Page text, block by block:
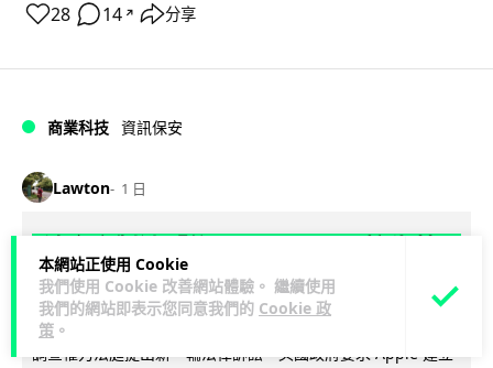
本網站正使用 Cookie
我們使用 Cookie 改善網站體驗。 繼續使用
我們的網站即表示您同意我們的 Cookie 政
策 。
28 14 ↗ 分享
商業科技 資訊保安
Lawton 1 日
被命令製造「後門」 Apple 再控告英國
政府 加密後門爭議延燒逾 1 年
Apple 證實已就英國政府要求取得用戶加密資料一事，向英國
調查權力法庭提出新一輪法律訴訟。英國政府要求 Apple 建立